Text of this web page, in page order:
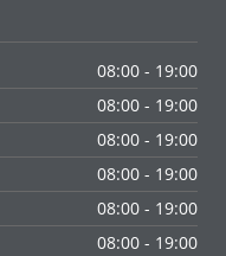
08:00 - 19:00
08:00 - 19:00
08:00 - 19:00
08:00 - 19:00
08:00 - 19:00
08:00 - 19:00